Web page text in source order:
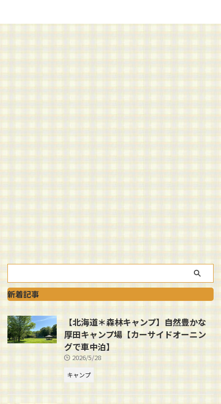
新着記事
【北海道＊森林キャンプ】自然豊かな
厚田キャンプ場【カーサイドオーニン
グで車中泊】
2026/5/28
キャンプ